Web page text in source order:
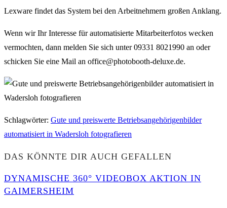
Lexware findet das System bei den Arbeitnehmern großen Anklang.
Wenn wir Ihr Interesse für automatisierte Mitarbeiterfotos wecken
vermochten, dann melden Sie sich unter 09331 8021990 an oder
schicken Sie eine Mail an office@photobooth-deluxe.de.
Schlagwörter: Gute und preiswerte Betriebsangehörigenbilder
automatisiert in Wadersloh fotografieren
DAS KÖNNTE DIR AUCH GEFALLEN
DYNAMISCHE 360° VIDEOBOX AKTION IN
GAIMERSHEIM